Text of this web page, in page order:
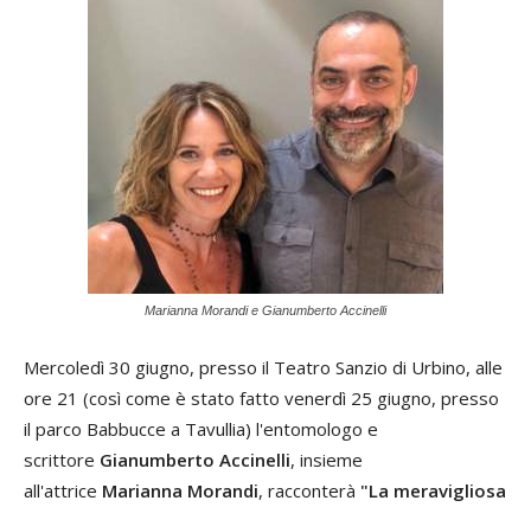
Marianna Morandi e Gianumberto Accinelli
Mercoledì 30 giugno, presso il Teatro Sanzio di Urbino, alle
ore 21 (così come è stato fatto venerdì 25 giugno, presso
il parco Babbucce a Tavullia) l'entomologo e
scrittore Gianumberto Accinelli, insieme
all'attrice Marianna Morandi, racconterà "La meravigliosa